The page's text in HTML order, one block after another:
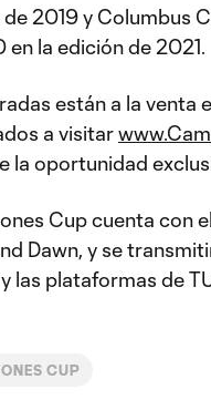
2019 y Columbus
en la edición de 2021.
están a la venta
a visitar
la oportunidad
Cup cuenta con
Dawn, y se
las plataformas de
CUP